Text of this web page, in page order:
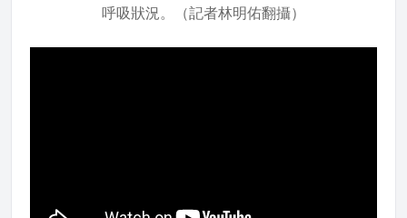
呼吸狀況。（記者林明佑翻攝）